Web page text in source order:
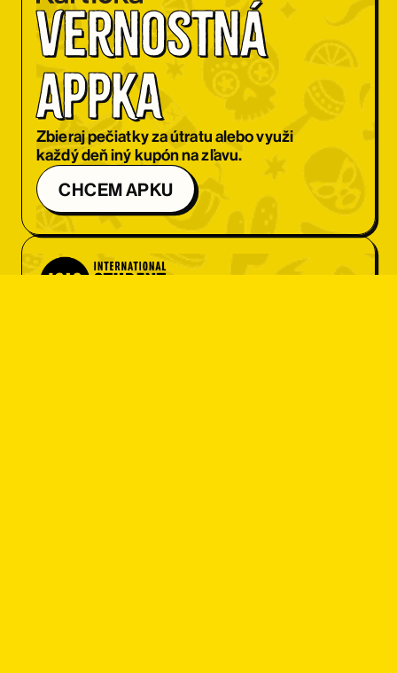
Vernostná
appka
Zbieraj pečiatky za útratu alebo využi
každý deň iný kupón na zľavu.
CHCEM APKU